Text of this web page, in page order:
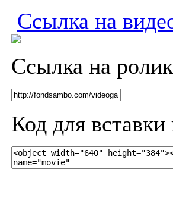
Ссылка на
Ссылка на ролик
Код для вставки